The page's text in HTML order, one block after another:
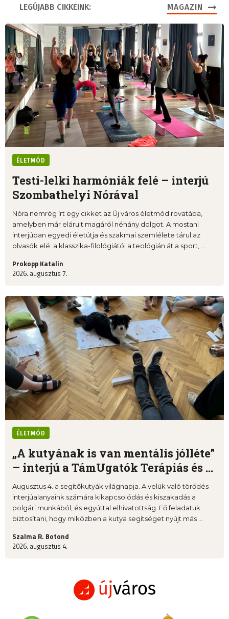
LEGÚJABB CIKKEINK: MAGAZIN
ÉLETMÓD
Testi-lelki harmóniák felé – interjú
Szombathelyi Nórával
Nóra nemrég írt egy cikket az Új város életmód rovatába,
amelyben már elárult magáról néhány dolgot. A mostani
interjúban egyedi életútja és szakmai szemlélete tárul az
olvasók elé: a klasszika-filológiától a teológián át a sport, ...
Prokopp Katalin
2026. augusztus 7.
ÉLETMÓD
„A kutyának is van mentális jólléte”
– interjú a TámUgatók Terápiás és ...
Augusztus 4. a segítőkutyák világnapja. A velük való törődés
interjúalanyaink számára kikapcsolódás és kiszakadás a
polgári munkából, és egyúttal elhivatottság. Fő feladatuk
biztosítani, hogy miközben a kutya segítséget nyújt más ...
Szalma R. Botond
2026. augusztus 4.